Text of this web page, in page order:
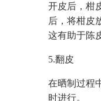
开皮后，柑
后，将柑皮
这有助于陈
5.翻皮
在晒制过程
时进行。